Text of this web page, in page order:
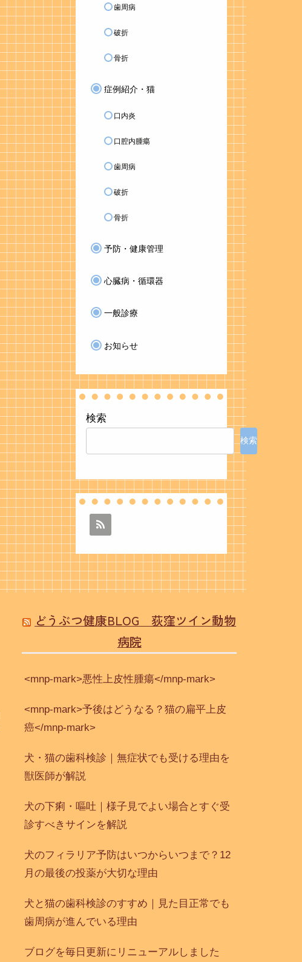
歯周病
破折
骨折
症例紹介・猫
口内炎
口腔内腫瘍
歯周病
破折
骨折
予防・健康管理
心臓病・循環器
一般診療
お知らせ
検索
検索
どうぶつ健康BLOG 荻窪ツイン動物
病院
<mnp-mark>悪性上皮性腫瘍</mnp-mark>
<mnp-mark>予後はどうなる？猫の扁平上皮
癌</mnp-mark>
犬・猫の歯科検診｜無症状でも受ける理由を
獣医師が解説
犬の下痢・嘔吐｜様子見でよい場合とすぐ受
診すべきサインを解説
犬のフィラリア予防はいつからいつまで？12
月の最後の投薬が大切な理由
犬と猫の歯科検診のすすめ｜見た目正常でも
歯周病が進んでいる理由
ブログを毎日更新にリニューアルしました